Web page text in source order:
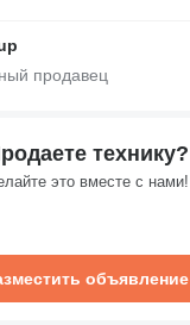
технику?
это вместе с нами!
объявление